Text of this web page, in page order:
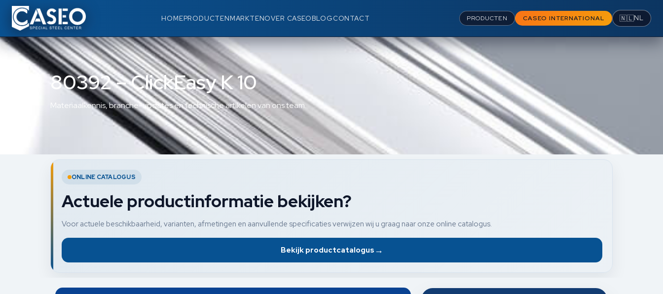
HOMEPRODUCTENMARKTENOVER CASEOBLOGCONTACT PRODUCTEN CASEO INTERNATIONAL 🇳🇱NL
80392 – ClickEasy K 10
Materiaalkennis, branche-updates en technische artikelen van ons team.
ONLINE CATALOGUS
Actuele productinformatie bekijken?
Voor actuele beschikbaarheid, varianten, afmetingen en aanvullende specificaties verwijzen wij u graag naar onze online catalogus.
Bekijk productcatalogus →